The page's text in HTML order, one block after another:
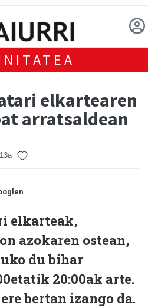
elkartearen
arratsaldean
elkarteak,
azokaren ostean,
du bihar
20:00ak arte.
bertan izango da.